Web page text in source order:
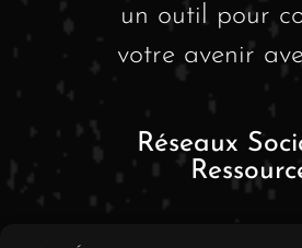
un outil pour
votre avenir
Réseaux